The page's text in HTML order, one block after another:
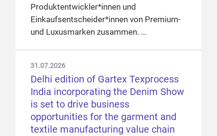
Produktentwickler*innen und
Einkaufsentscheider*innen von Premium-
und Luxusmarken zusammen.
31.07.2026
Delhi edition of Gartex Texprocess
India incorporating the Denim Show
is set to drive business
opportunities for the garment and
textile manufacturing value chain